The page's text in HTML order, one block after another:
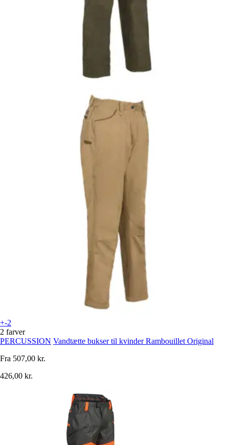
+-2
2 farver
PERCUSSION Vandtætte bukser til kvinder Rambouillet Original
Fra 507,00 kr.
426,00 kr.